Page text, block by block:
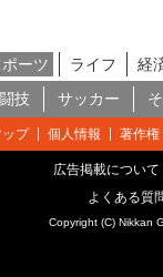
ポーツ ライフ 経
技 サッカー
プ 個人情報 著作権
広告掲載について
よくある質
Copyright (C) Nikkan